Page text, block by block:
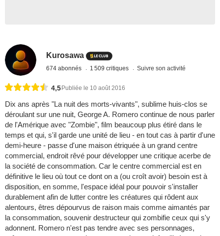
Kurosawa
674 abonnés 1 509 critiques Suivre son activité
4,5 Publiée le 10 août 2016
Dix ans après "La nuit des morts-vivants", sublime huis-clos se
déroulant sur une nuit, George A. Romero continue de nous parler
de l'Amérique avec "Zombie", film beaucoup plus étiré dans le
temps et qui, s'il garde une unité de lieu - en tout cas à partir d'une
demi-heure - passe d'une maison étriquée à un grand centre
commercial, endroit rêvé pour développer une critique acerbe de
la société de consommation. Car le centre commercial est en
définitive le lieu où tout ce dont on a (ou croît avoir) besoin est à
disposition, en somme, l'espace idéal pour pouvoir s'installer
durablement afin de lutter contre les créatures qui rôdent aux
alentours, êtres dépourvus de raison mais comme aimantés par
la consommation, souvenir destructeur qui zombifie ceux qui s'y
adonnent. Romero n'est pas tendre avec ses personnages,